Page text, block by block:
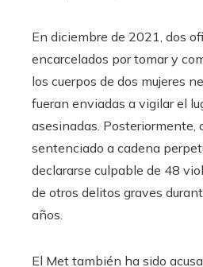
En diciembre de 2021, dos
encarcelados por tomar y
los cuerpos de dos mujeres
fueran enviadas a vigilar el
asesinadas. Posteriormente,
sentenciado a cadena
declararse culpable de 48
de otros delitos graves
años.
El Met también ha sido